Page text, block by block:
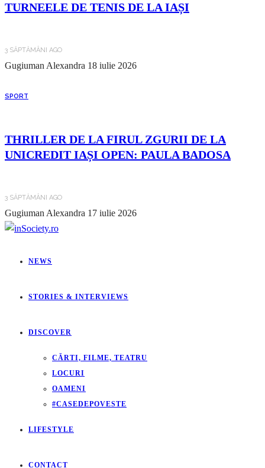
TURNEELE DE TENIS DE LA IAȘI
3 SĂPTĂMÂNI AGO
Gugiuman Alexandra 18 iulie 2026
SPORT
THRILLER DE LA FIRUL ZGURII DE LA
UNICREDIT IAȘI OPEN: PAULA BADOSA
3 SĂPTĂMÂNI AGO
Gugiuman Alexandra 17 iulie 2026
NEWS
STORIES & INTERVIEWS
DISCOVER
CĂRTI, FILME, TEATRU
LOCURI
OAMENI
#CASEDEPOVESTE
LIFESTYLE
CONTACT